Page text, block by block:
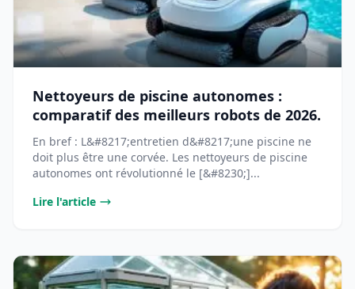
Nettoyeurs de piscine autonomes :
comparatif des meilleurs robots de 2026.
En bref : L&#8217;entretien d&#8217;une piscine ne
doit plus être une corvée. Les nettoyeurs de piscine
autonomes ont révolutionné le [&#8230;]...
Lire l'article